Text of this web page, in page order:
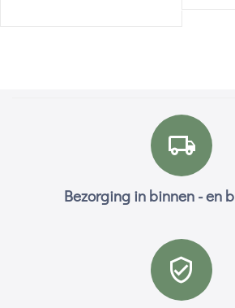
Bezorging in binnen - en